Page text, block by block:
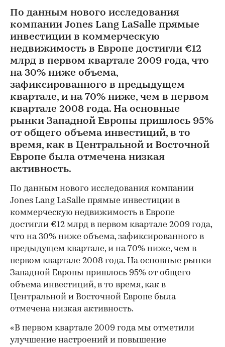
По данным нового исследования
компании Jones Lang LaSalle прямые
инвестиции в коммерческую
недвижимость в Европе достигли €12
млрд в первом квартале 2009 года, что
на 30% ниже объема,
зафиксированного в предыдущем
квартале, и на 70% ниже, чем в первом
квартале 2008 года. На основные
рынки Западной Европы пришлось 95%
от общего объема инвестиций, в то
время, как в Центральной и Восточной
Европе была отмечена низкая
активность.
По данным нового исследования компании
Jones Lang LaSalle прямые инвестиции в
коммерческую недвижимость в Европе
достигли €12 млрд в первом квартале 2009 года,
что на 30% ниже объема, зафиксированного в
предыдущем квартале, и на 70% ниже, чем в
первом квартале 2008 года. На основные рынки
Западной Европы пришлось 95% от общего
объема инвестиций, в то время, как в
Центральной и Восточной Европе была
отмечена низкая активность.
«В первом квартале 2009 года мы отметили
улучшение настроений и повышение